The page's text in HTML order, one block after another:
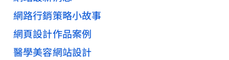
網路行銷策略小故事
網頁設計作品案例
醫學美容網站設計